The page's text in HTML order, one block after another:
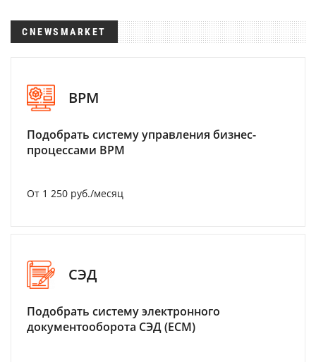
CNEWSMARKET
BPM
Подобрать систему управления бизнес-
процессами BPM
От 1 250 руб./месяц
СЭД
Подобрать систему электронного
документооборота СЭД (ECM)